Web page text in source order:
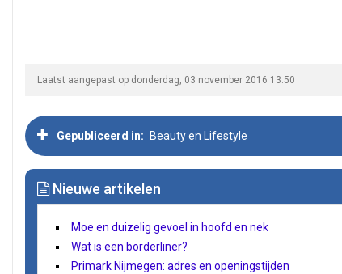
Laatst aangepast op donderdag, 03 november 2016 13:50
Gepubliceerd in Beauty en Lifestyle
Nieuwe artikelen
Moe en duizelig gevoel in hoofd en nek
Wat is een borderliner?
Primark Nijmegen: adres en openingstijden